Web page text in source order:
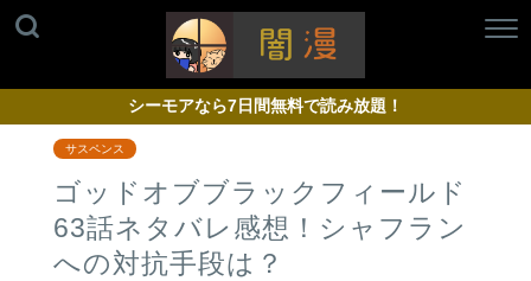
シーモアなら7日間無料で読み放題！
サスペンス
ゴッドオブブラックフィールド
63話ネタバレ感想！シャフラン
への対抗手段は？